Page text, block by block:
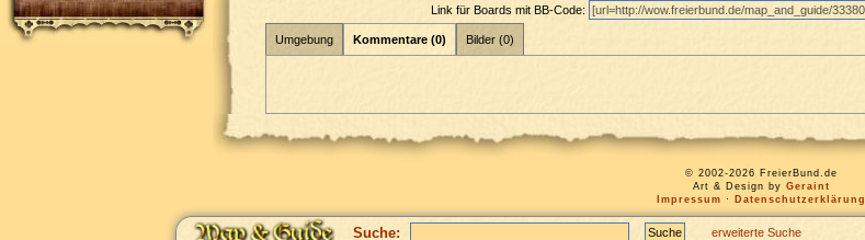
Suche: erweiterte Suche
Link für Boards mit BB-Code:
Umgebung Kommentare (0) Bilder (0)
© 2002-2026 FreierBund.de
Art & Design by Geraint
Impressum · Datenschutzerklärung